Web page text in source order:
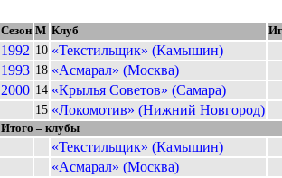
Сезон М Клуб
1992 10 «Текстильщик» (Камышин)
1993 18 «Асмарал» (Москва)
2000 14 «Крылья Советов» (Самара)
15 «Локомотив» (Нижний Новгород)
Итого – клубы
«Текстильщик» (Камышин)
«Асмарал» (Москва)